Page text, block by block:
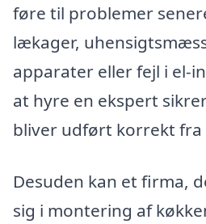
føre til problemer
lækager,
apparater eller fejl i el-
at hyre en ekspert
bliver udført korrekt fra
Desuden kan et firma,
sig i montering af